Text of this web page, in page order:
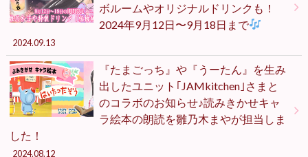
ボルームやオリジナルドリンクも！
2024年9月12日〜9月18日まで
2024.09.13
『たまごっち』や『うーたん』を生み
出したユニット｢JAMkitchen｣さまと
のコラボのお知らせ♪読みきかせキャ
ラ絵本の朗読を雛乃木まやが担当しま
した！
2024.08.12